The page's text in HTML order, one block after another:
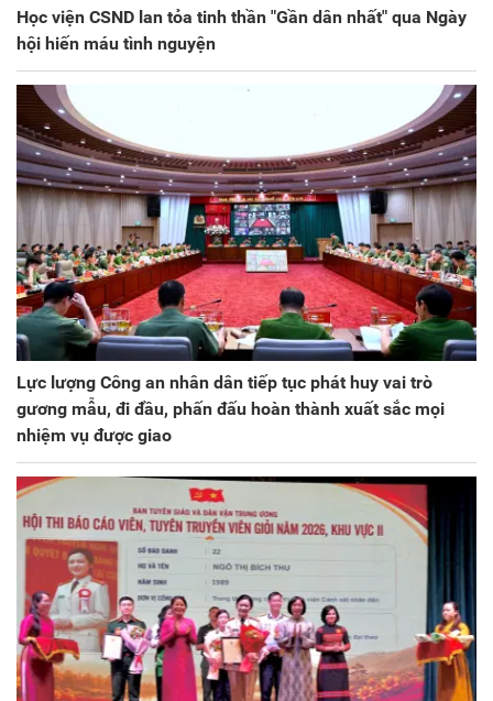
Học viện CSND lan tỏa tinh thần "Gần dân nhất" qua Ngày
hội hiến máu tình nguyện
Lực lượng Công an nhân dân tiếp tục phát huy vai trò
gương mẫu, đi đầu, phấn đấu hoàn thành xuất sắc mọi
nhiệm vụ được giao